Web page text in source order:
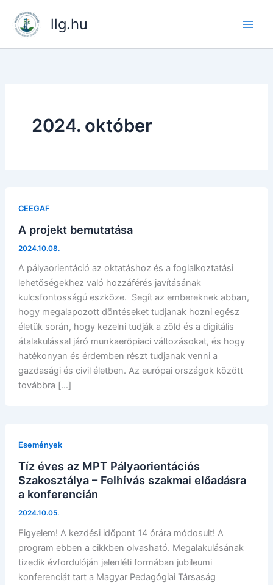
content
llg.hu
2024. október
CEEGAF
A projekt bemutatása
2024.10.08.
A pályaorientáció az oktatáshoz és a foglalkoztatási
lehetőségekhez való hozzáférés javításának
kulcsfontosságú eszköze. Segít az embereknek abban,
hogy megalapozott döntéseket tudjanak hozni egész
életük során, hogy kezelni tudják a zöld és a digitális
átalakulással járó munkaerőpiaci változásokat, és hogy
hatékonyan és érdemben részt tudjanak venni a
gazdasági és civil életben. Az európai országok között
továbbra […]
Események
Tíz éves az MPT Pályaorientációs
Szakosztálya – Felhívás szakmai előadásra
a konferencián
2024.10.05.
Figyelem! A kezdési időpont 14 órára módosult! A
program ebben a cikkben olvasható. Megalakulásának
tizedik évfordulóján jelenléti formában jubileumi
konferenciát tart a Magyar Pedagógiai Társaság